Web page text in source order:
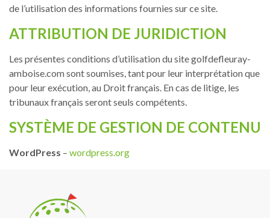
de l’utilisation des informations fournies sur ce site.
ATTRIBUTION DE JURIDICTION
Les présentes conditions d’utilisation du site golfdefleuray-
amboise.com sont soumises, tant pour leur interprétation que
pour leur exécution, au Droit français. En cas de litige, les
tribunaux français seront seuls compétents.
SYSTÈME DE GESTION DE CONTENU
WordPress – wordpress.org